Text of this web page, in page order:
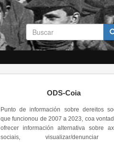
Formulario
de
busca
Buscar
ODS-Coia
Punto de información sobre dereitos
que funcionou de 2007 a 2023, coa
ofrecer información alternativa sobre
sociais, visualizar/